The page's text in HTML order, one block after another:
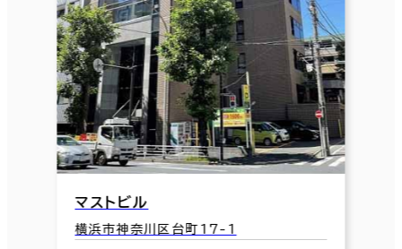
マストビル
横浜市神奈川区台町17-1